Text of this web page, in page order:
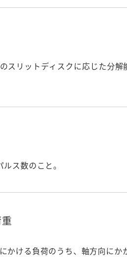
スリットディスクに応じた分
ス数のこと。
かける負荷のうち、軸方向にか